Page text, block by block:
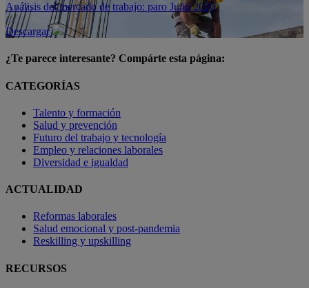
Análisis del mercado de trabajo: paro Julio 2026
Descargar
¿Te parece interesante? Compárte esta página:
CATEGORÍAS
Talento y formación
Salud y prevención
Futuro del trabajo y tecnología
Empleo y relaciones laborales
Diversidad e igualdad
ACTUALIDAD
Reformas laborales
Salud emocional y post-pandemia
Reskilling y upskilling
RECURSOS